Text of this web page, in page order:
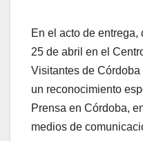
En el acto de
25 de abril en el
Visitantes de
un reconocimiento
Prensa en Córdoba,
medios de